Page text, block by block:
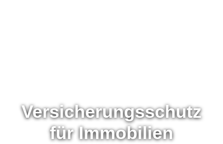
Versicherungsschutz
für Immobilien